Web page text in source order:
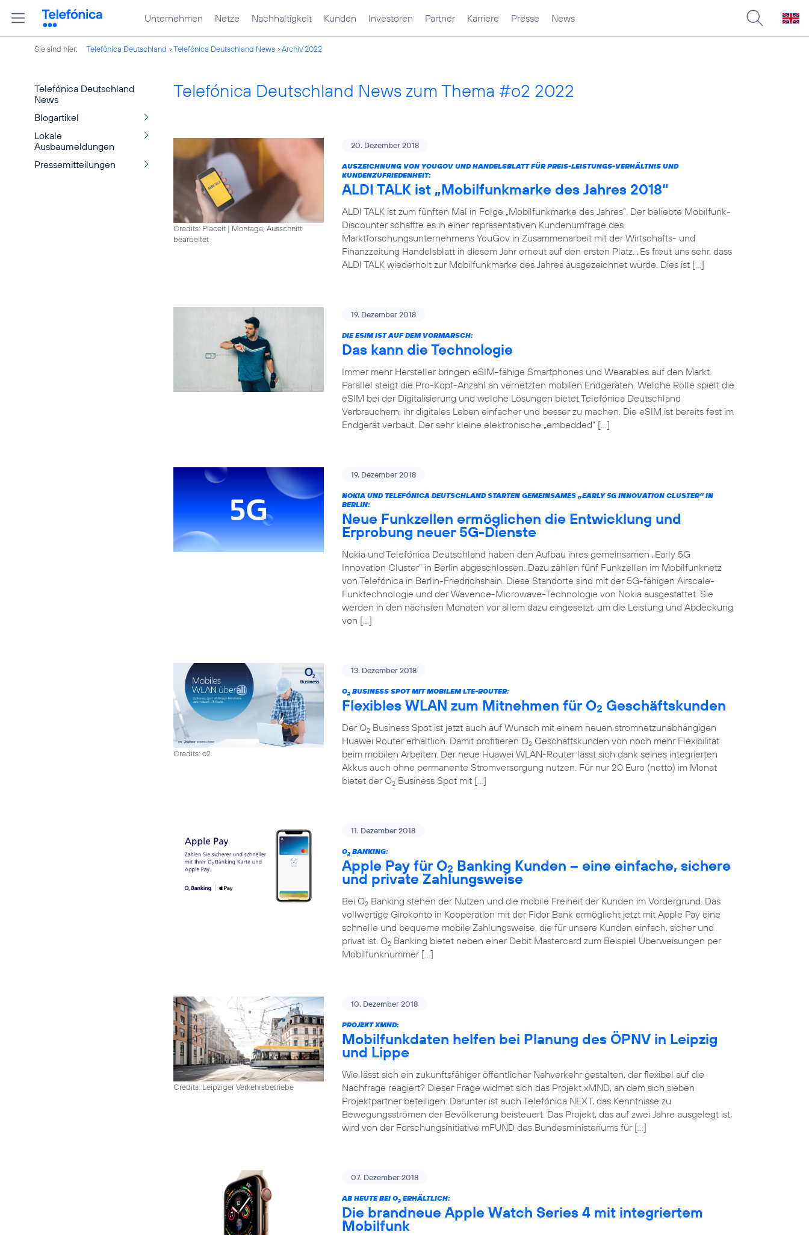
Unternehmen Netze Nachhaltigkeit Kunden Investoren Partner Karriere Presse News
Sie sind hier: Telefónica Deutschland Telefónica Deutschland News Archiv 2022
Telefónica Deutschland
News
Blogartikel
Lokale
Ausbaumeldungen
Pressemitteilungen
Telefónica Deutschland News zum Thema #o2 2022
Credits: Placeit | Montage, Ausschnitt
bearbeitet
20. Dezember 2018
AUSZEICHNUNG VON YOUGOV UND HANDELSBLATT FÜR PREIS-LEISTUNGS-VERHÄLTNIS UND
KUNDENZUFRIEDENHEIT:
ALDI TALK ist „Mobilfunkmarke des Jahres 2018“
ALDI TALK ist zum fünften Mal in Folge „Mobilfunkmarke des Jahres“. Der beliebte Mobilfunk-
Discounter schaffte es in einer repräsentativen Kundenumfrage des
Marktforschungsunternehmens YouGov in Zusammenarbeit mit der Wirtschafts- und
Finanzzeitung Handelsblatt in diesem Jahr erneut auf den ersten Platz. „Es freut uns sehr, dass
ALDI TALK wiederholt zur Mobilfunkmarke des Jahres ausgezeichnet wurde. Dies ist […]
19. Dezember 2018
DIE ESIM IST AUF DEM VORMARSCH:
Das kann die Technologie
Immer mehr Hersteller bringen eSIM-fähige Smartphones und Wearables auf den Markt.
Parallel steigt die Pro-Kopf-Anzahl an vernetzten mobilen Endgeräten. Welche Rolle spielt die
eSIM bei der Digitalisierung und welche Lösungen bietet Telefónica Deutschland
Verbrauchern, ihr digitales Leben einfacher und besser zu machen. Die eSIM ist bereits fest im
Endgerät verbaut. Der sehr kleine elektronische „embedded“ […]
19. Dezember 2018
NOKIA UND TELEFÓNICA DEUTSCHLAND STARTEN GEMEINSAMES „EARLY 5G INNOVATION CLUSTER“ IN
BERLIN:
Neue Funkzellen ermöglichen die Entwicklung und
Erprobung neuer 5G-Dienste
Nokia und Telefónica Deutschland haben den Aufbau ihres gemeinsamen „Early 5G
Innovation Cluster” in Berlin abgeschlossen. Dazu zählen fünf Funkzellen im Mobilfunknetz
von Telefónica in Berlin-Friedrichshain. Diese Standorte sind mit der 5G-fähigen Airscale-
Funktechnologie und der Wavence-Microwave-Technologie von Nokia ausgestattet. Sie
werden in den nächsten Monaten vor allem dazu eingesetzt, um die Leistung und Abdeckung
von […]
Credits: o2
13. Dezember 2018
O2 BUSINESS SPOT MIT MOBILEM LTE-ROUTER:
Flexibles WLAN zum Mitnehmen für O2 Geschäftskunden
Der O2 Business Spot ist jetzt auch auf Wunsch mit einem neuen stromnetzunabhängigen
Huawei Router erhältlich. Damit profitieren O2 Geschäftskunden von noch mehr Flexibilität
beim mobilen Arbeiten. Der neue Huawei WLAN-Router lässt sich dank seines integrierten
Akkus auch ohne permanente Stromversorgung nutzen. Für nur 20 Euro (netto) im Monat
bietet der O2 Business Spot mit […]
11. Dezember 2018
O2 BANKING:
Apple Pay für O2 Banking Kunden – eine einfache, sichere
und private Zahlungsweise
Bei O2 Banking stehen der Nutzen und die mobile Freiheit der Kunden im Vordergrund. Das
vollwertige Girokonto in Kooperation mit der Fidor Bank ermöglicht jetzt mit Apple Pay eine
schnelle und bequeme mobile Zahlungsweise, die für unsere Kunden einfach, sicher und
privat ist. O2 Banking bietet neben einer Debit Mastercard zum Beispiel Überweisungen per
Mobilfunknummer […]
Credits: Leipziger Verkehrsbetriebe
10. Dezember 2018
PROJEKT XMND:
Mobilfunkdaten helfen bei Planung des ÖPNV in Leipzig
und Lippe
Wie lässt sich ein zukunftsfähiger öffentlicher Nahverkehr gestalten, der flexibel auf die
Nachfrage reagiert? Dieser Frage widmet sich das Projekt xMND, an dem sich sieben
Projektpartner beteiligen. Darunter ist auch Telefónica NEXT, das Kenntnisse zu
Bewegungsströmen der Bevölkerung beisteuert. Das Projekt, das auf zwei Jahre ausgelegt ist,
wird von der Forschungsinitiative mFUND des Bundesministeriums für […]
07. Dezember 2018
AB HEUTE BEI O2 ERHÄLTLICH:
Die brandneue Apple Watch Series 4 mit integriertem
Mobilfunk